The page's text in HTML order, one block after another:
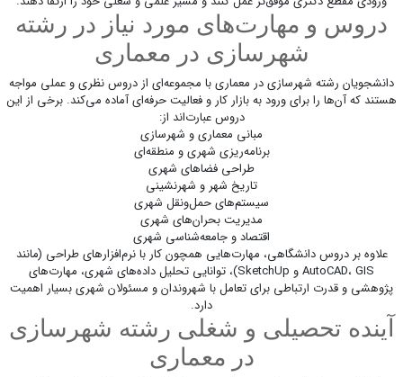
دروس و مهارت‌های مورد نیاز در رشته
شهرسازی در معماری
دانشجویان رشته شهرسازی در معماری با مجموعه‌ای از دروس نظری و عملی مواجه
هستند که آن‌ها را برای ورود به بازار کار و فعالیت حرفه‌ای آماده می‌کند. برخی از این
دروس عبارت‌اند از:
مبانی معماری و شهرسازی
برنامه‌ریزی شهری و منطقه‌ای
طراحی فضاهای شهری
تاریخ شهر و شهرنشینی
سیستم‌های حمل‌ونقل شهری
مدیریت بحران‌های شهری
اقتصاد و جامعه‌شناسی شهری
علاوه بر دروس دانشگاهی، مهارت‌هایی همچون کار با نرم‌افزارهای طراحی (مانند
AutoCAD، GIS و SketchUp)، توانایی تحلیل داده‌های شهری، مهارت‌های
پژوهشی و قدرت ارتباطی برای تعامل با شهروندان و مسئولان شهری بسیار اهمیت
دارد.
آینده تحصیلی و شغلی رشته شهرسازی
در معماری